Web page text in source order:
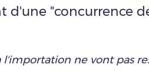
d'une "concurrence
l'importation ne vont pas